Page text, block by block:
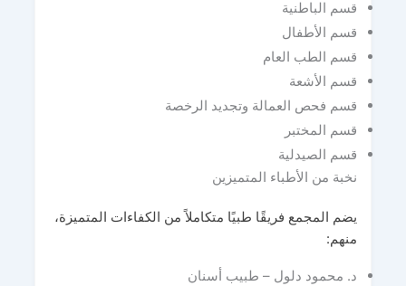
قسم الباطنية
قسم الأطفال
قسم الطب العام
قسم الأشعة
قسم فحص العمالة وتجديد الرخصة
قسم المختبر
قسم الصيدلية
نخبة من الأطباء المتميزين
يضم المجمع فريقًا طبيًا متكاملاً من الكفاءات المتميزة،
منهم:
د. محمود دلول – طبيب أسنان